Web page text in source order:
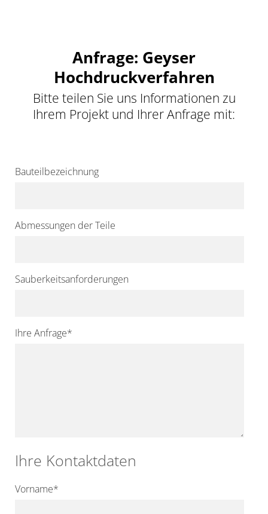
Anfrage: Geyser
Hochdruckverfahren
Bitte teilen Sie uns Informationen zu
Ihrem Projekt und Ihrer Anfrage mit:
Bauteilbezeichnung
Abmessungen der Teile
Sauberkeitsanforderungen
Ihre Anfrage*
Ihre Kontaktdaten
Vorname*